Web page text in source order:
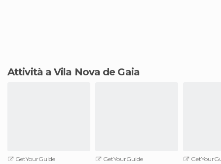
Attività a Vila Nova de Gaia
GetYourGuide
GetYourGuide